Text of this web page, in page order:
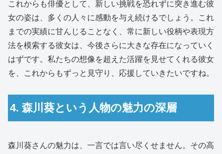
これからも俳優として、新しい挑戦を恐れずに突き進む彼
女の姿は、多くの人々に感動を与え続けるでしょう。これ
までの実績に甘んじることなく、常に新しい役柄や表現方
法を模索する彼女は、今後さらに大きな存在になっていく
はずです。私たちの想像を超えた活躍を見せてくれる彼女
を、これからもずっと見守り、応援していきたいですね。
4. 森川葵という人物の魅力の深層
森川葵さんの魅力は、一言では言い尽くせません。その高